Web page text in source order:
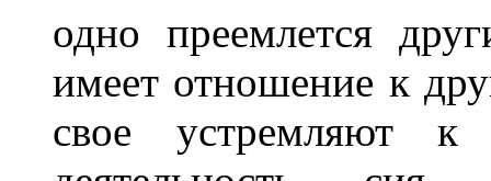
одно преемлется
имеет отношение к
свое устремляют